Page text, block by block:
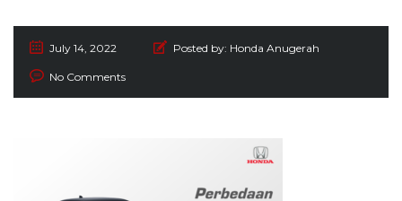
July 14, 2022 Posted by: Honda Anugerah
No Comments